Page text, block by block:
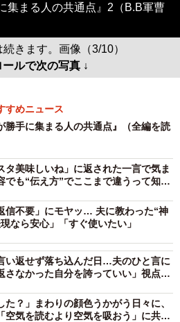
集まる人の共通点』2（B.B軍曹
きます。画像（3/10）
ールで次の写真 ↓
すめニュース
勝手に集まる人の共通点』（全編を読
タ美味しいね」に返された一言で気ま
も“伝え方”でここまで違うって知っ
信不要」にモヤッ… 夫に教わった“神
なら安心」「すぐ使いたい」
い返せず落ち込んだ日…夫のひと言に
なかった自分を誇っていい」視点
た？」まわりの顔色うかがう日々に、
気を読むより空気を吸おう」に共感